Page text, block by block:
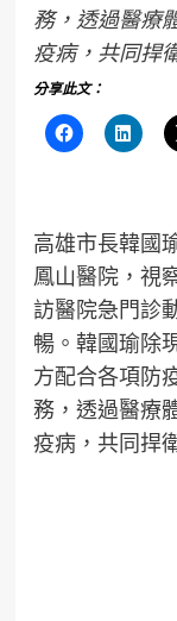
務，透過醫療
疫病，共同捍
分享此文：
高雄市長韓國
鳳山醫院，視
訪醫院急門診
暢。韓國瑜除
方配合各項防
務，透過醫療
疫病，共同捍